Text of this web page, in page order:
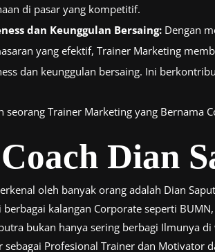
di pasar yang kompetitif.
dan Keunggulan Bersaing:Dengan
yang efektif, Trainer Marketing
dan keunggulan bersaing. Ini
Trainer Marketing yang Bernama
Dian
oleh banyak orang adalah Dian
kalangan Corporate seperti
bukan hanya sering berbagi Ilmunya
Profesional Trainer dan Motivator